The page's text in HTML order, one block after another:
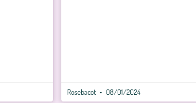
Rosebacot 08/01/2024